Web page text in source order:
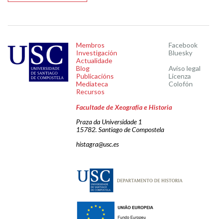
Membros
Investigación
Actualidade
Blog
Publicacións
Mediateca
Recursos
Facebook
Bluesky
Aviso legal
Licenza
Colofón
Facultade de Xeografía e Historia
Praza da Universidade 1
15782. Santiago de Compostela
histagra@usc.es